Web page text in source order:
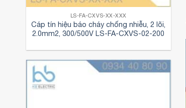
LS-FA-CXVS-XX-XXX
Cáp tín hiệu báo cháy chống nhiễu, 2 lõi,
2.0mm2, 300/500V LS-FA-CXVS-02-200